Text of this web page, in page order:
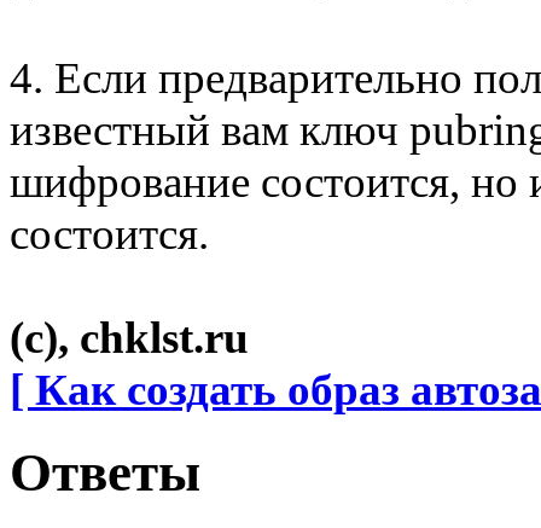
4. Если предварительно
известный вам ключ
шифрование состоится,
состоится.
(с), chklst.ru
[ Как создать образ
Ответы